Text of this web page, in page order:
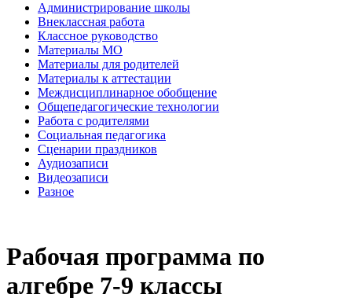
Администрирование школы
Внеклассная работа
Классное руководство
Материалы МО
Материалы для родителей
Материалы к аттестации
Междисциплинарное обобщение
Общепедагогические технологии
Работа с родителями
Социальная педагогика
Сценарии праздников
Аудиозаписи
Видеозаписи
Разное
Рабочая программа по
алгебре 7-9 классы